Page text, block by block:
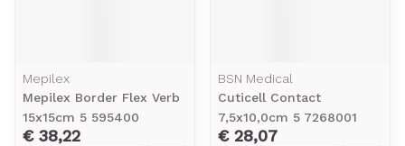
Mepilex
Mepilex Border Flex Verb
15x15cm 5 595400
€ 38,22
BSN Medical
Cuticell Contact
7,5x10,0cm 5 7268001
€ 28,07